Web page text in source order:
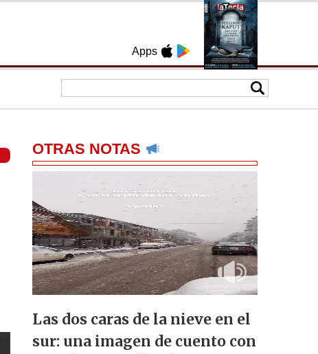
Apps
OTRAS NOTAS
Las dos caras de la nieve en el
sur: una imagen de cuento con